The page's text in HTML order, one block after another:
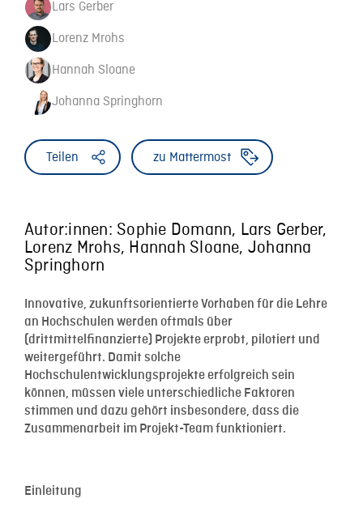
Lars Gerber
Lorenz Mrohs
Hannah Sloane
Johanna Springhorn
Teilen zu Mattermost
Autor:innen: Sophie Domann, Lars Gerber,
Lorenz Mrohs, Hannah Sloane, Johanna
Springhorn
Innovative, zukunftsorientierte Vorhaben für die Lehre
an Hochschulen werden oftmals über
(drittmittelfinanzierte) Projekte erprobt, pilotiert und
weitergeführt. Damit solche
Hochschulentwicklungsprojekte erfolgreich sein
können, müssen viele unterschiedliche Faktoren
stimmen und dazu gehört insbesondere, dass die
Zusammenarbeit im Projekt-Team funktioniert.
Einleitung